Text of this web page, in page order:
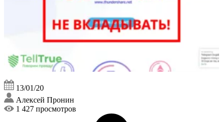
13/01/20
Алексей Пронин
1 427 просмотров